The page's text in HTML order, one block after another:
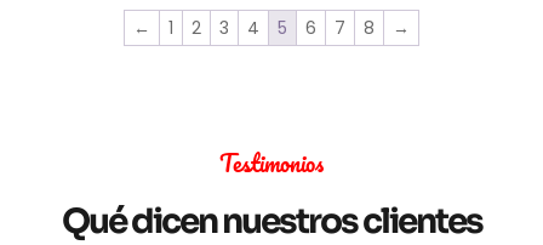
← 1 2 3 4 5 6 7 8 →
Testimonios
Qué dicen nuestros clientes